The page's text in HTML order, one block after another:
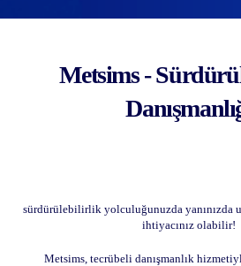
Metsims -
sürdürülebilirlik yolculuğunuzda yanınızda
ihtiyacınız olabilir!
Metsims, tecrübeli danışmanlık